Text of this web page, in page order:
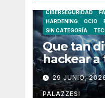
CIBERSEGURIDAD
HARDENING
OCIO
SIN CATEGORÍA
Que tan
hackear a
un link?.
29 JUNIO,
PALAZZESI